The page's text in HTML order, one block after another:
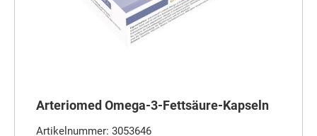
Arteriomed Omega-3-Fettsäure-Kapseln
Artikelnummer: 3053646